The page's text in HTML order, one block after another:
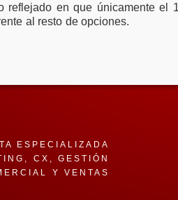
reflejado en que únicamente el
al resto de opciones.
ESPECIALIZADA
CX, GESTIÓN
Y VENTAS